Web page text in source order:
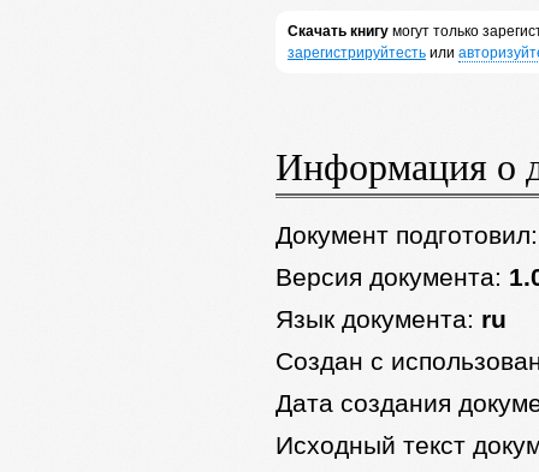
Скачать книгумогут только
зарегистрируйтестьили
Информация о
Документ
Версия документа:
Язык документа: ru
Создан с
Дата создания
Исходный текст